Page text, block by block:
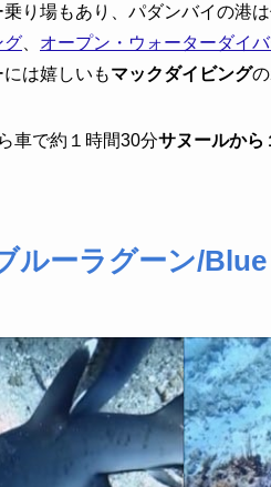
り場もあり、パダンバイの港
グ オープン・ウォーターダイ
は嬉しいもマックダイビング
車で約１時間30分サヌールから
ルーラグーン/